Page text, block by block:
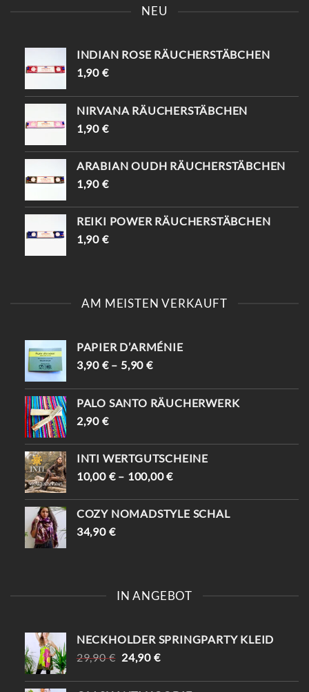
UF DICH (MIT „
INSTAGRAM“) 😉
#VINTAGESHOPVIENNA #
VINTAGEWIEN #
VINTAGESTOREVIENNA #
INTISHOPVIENNA #
ETHNOSTYLE
UND BEKOMMST -10%😍
📍KAISERSTRASSE 8, 1070 W
NEU
INDIAN ROSE RÄUCHERSTÄBCHEN
1,90 €
NIRVANA RÄUCHERSTÄBCHEN
1,90 €
ARABIAN OUDH RÄUCHERSTÄBCHEN
1,90 €
REIKI POWER RÄUCHERSTÄBCHEN
1,90 €
AM MEISTEN VERKAUFT
PAPIER D’ARMÉNIE
3,90 €– 5,90€
PALO SANTO RÄUCHERWERK
2,90 €
INTI WERTGUTSCHEINE
10,00 €– 100,00€
COZY NOMADSTYLE SCHAL
34,90 €
IN ANGEBOT
NECKHOLDER SPRINGPARTY KLEID
29,90€ URSPRÜNGLICHER
WAR:
24,90 €AKTUELLER
IST: